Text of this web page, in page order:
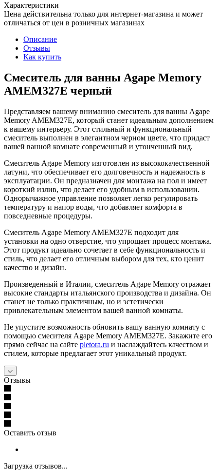
Характеристики
Цена действительна только для интернет-магазина и может
отличаться от цен в розничных магазинах
Описание
Отзывы
Как купить
Смеситель для ванны Agape Memory
AMEM327E черный
Представляем вашему вниманию смеситель для ванны Agape
Memory AMEM327E, который станет идеальным дополнением
к вашему интерьеру. Этот стильный и функциональный
смеситель выполнен в элегантном черном цвете, что придаст
вашей ванной комнате современный и утонченный вид.
Смеситель Agape Memory изготовлен из высококачественной
латуни, что обеспечивает его долговечность и надежность в
эксплуатации. Он предназначен для монтажа на пол и имеет
короткий излив, что делает его удобным в использовании.
Однорычажное управление позволяет легко регулировать
температуру и напор воды, что добавляет комфорта в
повседневные процедуры.
Смеситель Agape Memory AMEM327E подходит для
установки на одно отверстие, что упрощает процесс монтажа.
Этот продукт идеально сочетает в себе функциональность и
стиль, что делает его отличным выбором для тех, кто ценит
качество и дизайн.
Произведенный в Италии, смеситель Agape Memory отражает
высокие стандарты итальянского производства и дизайна. Он
станет не только практичным, но и эстетически
привлекательным элементом вашей ванной комнаты.
Не упустите возможность обновить вашу ванную комнату с
помощью смесителя Agape Memory AMEM327E. Закажите его
прямо сейчас на сайте pletora.ru и наслаждайтесь качеством и
стилем, которые предлагает этот уникальный продукт.
Отзывы
Оставить отзыв
Загрузка отзывов...